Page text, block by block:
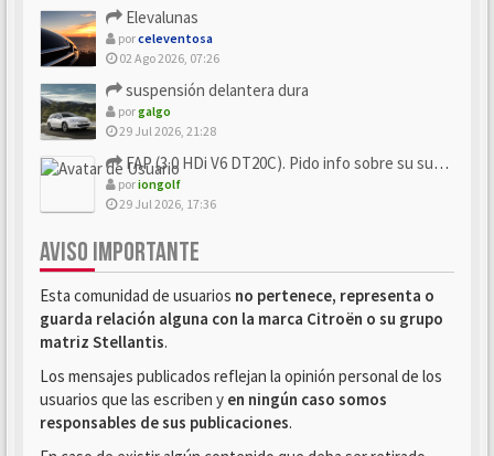
Elevalunas
porceleventosa
02 Ago 2026, 07:26
suspensión delantera dura
porgalgo
29 Jul 2026, 21:28
FAP (3.0 HDi V6 DT20C). Pido info sobre su sustitución
poriongolf
29 Jul 2026, 17:36
AVISO IMPORTANTE
Esta comunidad de usuarios no pertenece, representa o
guarda relación alguna con la marca Citroën o su grupo
matriz Stellantis.
Los mensajes publicados reflejan la opinión personal de los
usuarios que las escriben y en ningún caso somos
responsables de sus publicaciones.